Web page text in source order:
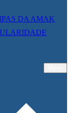
DA AMAK